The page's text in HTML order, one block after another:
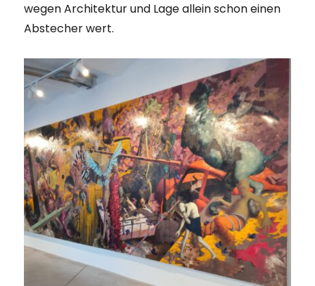
wegen Architektur und Lage allein schon einen
Abstecher wert.